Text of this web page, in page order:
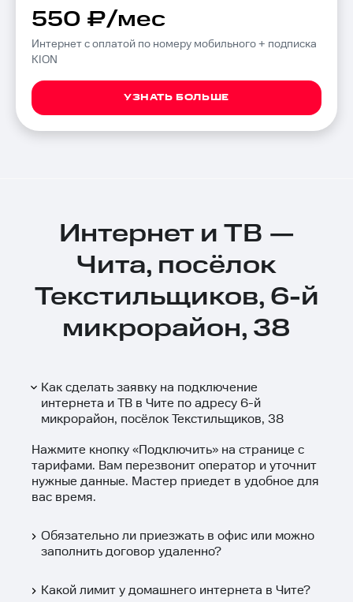
550 ₽/мес
Интернет с оплатой по номеру мобильного + подписка
KION
УЗНАТЬ БОЛЬШЕ
Интернет и ТВ —
Чита, посёлок
Текстильщиков, 6-й
микрорайон, 38
Как сделать заявку на подключение
интернета и ТВ в Чите по адресу 6-й
микрорайон, посёлок Текстильщиков, 38
Нажмите кнопку «Подключить» на странице с
тарифами. Вам перезвонит оператор и уточнит
нужные данные. Мастер приедет в удобное для
вас время.
Обязательно ли приезжать в офис или можно
заполнить договор удаленно?
Какой лимит у домашнего интернета в Чите?